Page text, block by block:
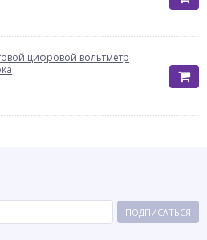
цифровой вольтметр
ПОДПИСАТЬСЯ